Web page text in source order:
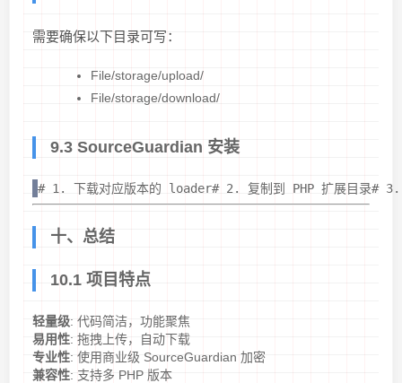
需要确保以下目录可写：
File/storage/upload/
File/storage/download/
9.3 SourceGuardian 安装
# 1. 下载对应版本的 loader# 2. 复制到 PHP 扩展目录
十、总结
10.1 项目特点
轻量级: 代码简洁，功能聚焦
易用性: 拖拽上传，自动下载
专业性: 使用商业级 SourceGuardian 加密
兼容性: 支持多 PHP 版本